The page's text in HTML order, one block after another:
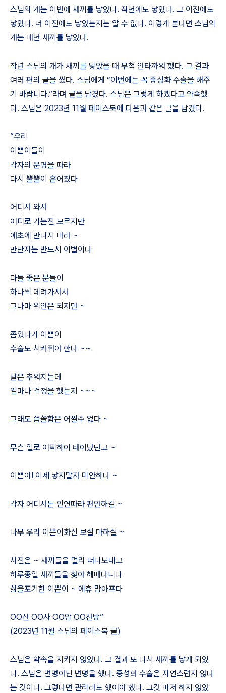
스님의 개는 이번에 새끼를 낳았다. 작년에도 낳았다. 그 이전에도
낳았다. 더 이전에도 낳았는지는 알 수 없다. 이렇게 본다면 스님의
개는 매년 새끼를 낳았다.
작년 스님의 개가 새끼를 낳았을 때 무척 안타까워 했다. 그 결과
여러 편의 글을 썼다. 스님에게 “이번에는 꼭 중성화 수술을 해주
기 바랍니다.”라며 글을 남겼다. 스님은 그렇게 하겠다고 약속했
다. 스님은 2023년 11월 페이스북에 다음과 같은 글을 남겼다.
“우리
이쁜이들이
각자의 운명을 따라
다시 뿔뿔이 흩어졌다
어디서 와서
어디로 가는진 모르지만
애초에 만나지 마라 ~
만난자는 반드시 이별이다
다들 좋은 분들이
하나씩 데려가셔서
그나마 위안은 되지만 ~
좀있다가 이쁜이
수술도 시켜줘야 한다 ~~
날은 추워지는데
얼마나 걱정을 했는지 ~~~
그래도 씁쓸함은 어쩔수 없다 ~
무슨 일로 어찌하여 태어났던고 ~
이쁜아! 이제 낳지말자 미안하다 ~
각자 어디서든 인연따라 편안하길 ~
나무 우리 이쁜이화신 보살 마하살 ~
사진은 ~ 새끼들을 멀리 떠나보내고
하루종일 새끼들을 찾아 헤매다니다
삶을포기한 이쁜이 ~ 에휴 맘아프다
OO산 OO사 OO암 OO산방”
(2023년 11월 스님의 페이스북 글)
스님은 약속을 지키지 않았다. 그 결과 또 다시 새끼를 낳게 되었
다. 스님은 변명아닌 변명을 했다. 중성화 수술은 자연스럽지 않다
는 것이다. 그렇다면 관리라도 했어야 했다. 그것 마저 하지 않았